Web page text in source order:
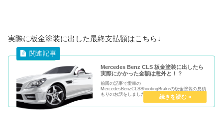
実際に板金塗装に出した最終支払額はこちら↓
Mercedes Benz CLS 板金塗装に出したら
実際にかかった金額は意外と！？
前回の記事で愛車の
MercedesBenzCLSShootingBrakeの板金塗装の見積
もりのお話をしました。正規店に依頼すると数十万
円はくだらないちょっとした塗装？これを街の板金